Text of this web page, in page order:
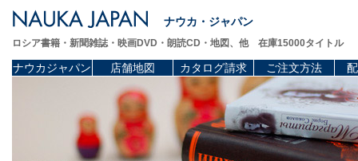
ナウカ・ジャパン
ロシア書籍・新聞雑誌・映画DVD・朗読CD・地図、他 在庫15000タイトル
ナウカジャパン 店舗地図 カタログ請求 ご注文方法